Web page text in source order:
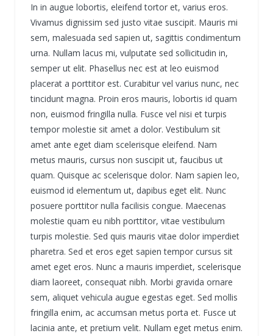
In in augue lobortis, eleifend tortor et, varius eros.
Vivamus dignissim sed justo vitae suscipit. Mauris mi
sem, malesuada sed sapien ut, sagittis condimentum
urna. Nullam lacus mi, vulputate sed sollicitudin in,
semper ut elit. Phasellus nec est at leo euismod
placerat a porttitor est. Curabitur vel varius nunc, nec
tincidunt magna. Proin eros mauris, lobortis id quam
non, euismod fringilla nulla. Fusce vel nisi et turpis
tempor molestie sit amet a dolor. Vestibulum sit
amet ante eget diam scelerisque eleifend. Nam
metus mauris, cursus non suscipit ut, faucibus ut
quam. Quisque ac scelerisque dolor. Nam sapien leo,
euismod id elementum ut, dapibus eget elit. Nunc
posuere porttitor nulla facilisis congue. Maecenas
molestie quam eu nibh porttitor, vitae vestibulum
turpis molestie. Sed quis mauris vitae dolor imperdiet
pharetra. Sed et eros eget sapien tempor cursus sit
amet eget eros. Nunc a mauris imperdiet, scelerisque
diam laoreet, consequat nibh. Morbi gravida ornare
sem, aliquet vehicula augue egestas eget. Sed mollis
fringilla enim, ac accumsan metus porta et. Fusce ut
lacinia ante, et pretium velit. Nullam eget metus enim.